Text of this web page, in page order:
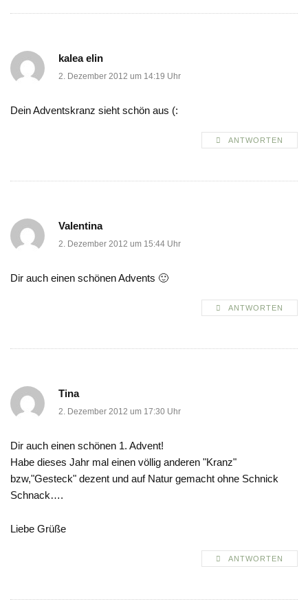
kalea elin
2. Dezember 2012 um 14:19 Uhr
Dein Adventskranz sieht schön aus (:
ANTWORTEN
Valentina
2. Dezember 2012 um 15:44 Uhr
Dir auch einen schönen Advents 🙂
ANTWORTEN
Tina
2. Dezember 2012 um 17:30 Uhr
Dir auch einen schönen 1. Advent!
Habe dieses Jahr mal einen völlig anderen "Kranz"
bzw,"Gesteck" dezent und auf Natur gemacht ohne Schnick
Schnack….
Liebe Grüße
ANTWORTEN